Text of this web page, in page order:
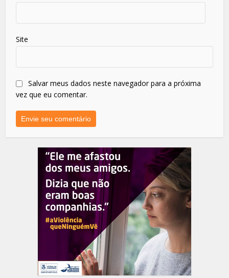
Site
Salvar meus dados neste navegador para a próxima
vez que eu comentar.